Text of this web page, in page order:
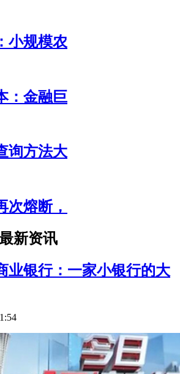
小规模农
：金融巨
询方法大
次熔断，
新资讯
业银行：一家小银行的大